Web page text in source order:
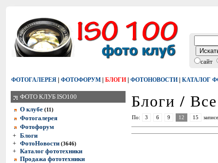
сайт
ФОТОГАЛЕРЕЯ | ФОТОФОРУМ | БЛОГИ | ФОТОНОВОСТИ | КАТАЛОГ
ФОТО КЛУБ ISO100
О клубе (11)
Фотогалерея
Фотофорум
+ Блоги
+ ФотоНовости (3646)
+ Каталог фототехники
Продажа фототехники
Блоги /
По: 3 6 9 12 15